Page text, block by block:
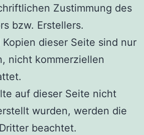
Zustimmung des
bzw. Erstellers.
dieser Seite sind nur
nicht kommerziellen
auf dieser Seite nicht
wurden, werden die
beachtet.